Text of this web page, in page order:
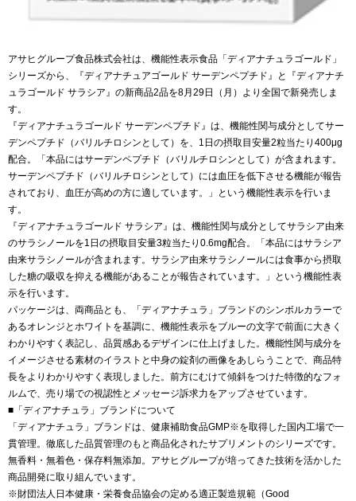
アサヒグループ食品株式会社は、機能性表示食品「ディアナチュラゴールド」
シリーズから、『ディアナチュアゴールド サーデンペプチド』と『ディアナチ
ュラゴールド サラシア』の新商品2品を8月29日（月）より全国で新発売しま
す。
『ディアナチュラゴールド サーデンペプチド』は、機能性関与成分としてサー
デンペプチド（バリルチロシンとして）を、1日の摂取目安量2粒当たり400μg
配合。「本品にはサーデンペプチド（バリルチロシンとして）が含まれます。
サーデンペプチド（バリルチロシンとして）には血圧を低下させる機能が報告
されており、血圧が高めの方に適しています。」という機能性表示を行いま
す。
『ディアナチュラゴールド サラシア』は、機能性関与成分としてサラシア由来
のサラシノールを1日の摂取目安量3粒当たり0.6mg配合。「本品にはサラシア
由来サラシノールが含まれます。サラシア由来サラシノールには食事から摂取
した糖の吸収を抑える機能があることが報告されています。」という機能性表
示を行います。
パッケージは、両商品とも、「ディアナチュラ」ブランドのシンボルカラーで
あるオレンジとホワイトを基調に、機能性表示をブルーの文字で前面に大きく
わかりやすく表記し、品質感あるデザインに仕上げました。機能性関与成分を
イメージさせる素材のイラストと中身の錠剤の画像をあしらうことで、商品特
長をよりわかりやすく表現しました。前方にむけて傾斜をつけた特徴的なフォ
ルムで、売り場での視認性とメッセージ訴求力をアップさせています。
■「ディアナチュラ」ブランドについて
「ディアナチュラ」ブランドは、健康補助食品GMP※を取得した国内工場で一
貫管理。徹底した品質管理のもと商品化されたサプリメントのシリーズです。
無香料・無着色・保存料無添加。アサヒグループが培ってきた技術を活かした
商品開発に取り組んでいます。
※財団法人日本健康・栄養食品協会の定める適正製造規範（Good